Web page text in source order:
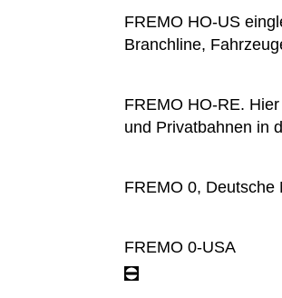
FREMO HO-US
Branchline,
FREMO HO-RE.
und Privatbahnen in
FREMO 0, Deutsche
FREMO 0-USA